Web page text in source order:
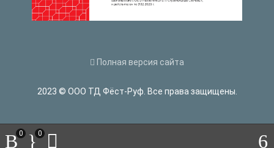
Полная версия сайта
2023 © ООО ТД Фёст-Руф. Все права защищены.
0 0